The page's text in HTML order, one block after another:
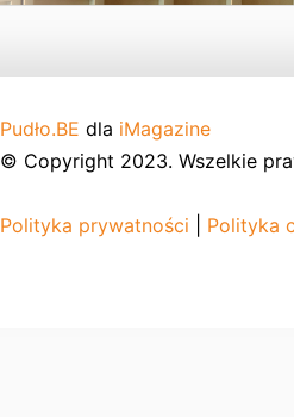
Pudło.BE dla iMagazine
© Copyright 2023. Wszelkie
Polityka prywatności Polityka